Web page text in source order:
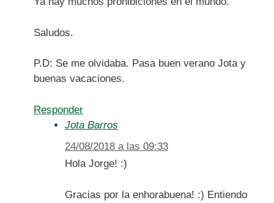
Saludos.
P.D: Se me olvidaba. Pasa buen verano Jota y
buenas vacaciones.
Responder
Jota Barros
24/08/2018 a las 09:33
Hola Jorge! :)
Gracias por la enhorabuena! :) Entiendo